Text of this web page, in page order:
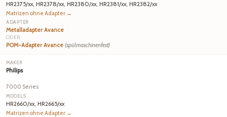
HR2375/xx, HR2378/xx, HR2380/xx, HR2381/xx, HR2382/xx
Matrizen ohne Adapter →
Metalladapter Avance
ODER
POM-Adapter Avance (spülmaschinenfest)
Philips
7000 Series
HR2660/xx, HR2665/xx
Matrizen ohne Adapter →